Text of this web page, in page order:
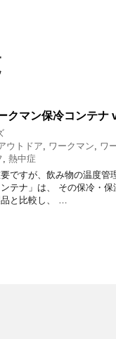
クマン保冷コンテナ
ウトドア, ワークマン, ワ
, 熱中症
ですが、飲み物の温度管
テナ」は、 その保冷・
品と比較し、 …